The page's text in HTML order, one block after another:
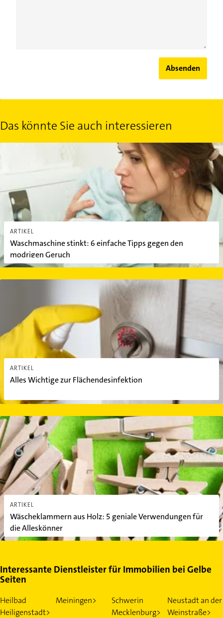
Absenden
Das könnte Sie auch interessieren
ARTIKEL
Waschmaschine stinkt: 6 einfache Tipps gegen den
modrigen Geruch
Waschmaschine stinkt: 6 einfache Tipps gegen den modrigen
ARTIKEL
Alles Wichtige zur Flächendesinfektion
Alles Wichtige zur Flächendesinfektion
ARTIKEL
Wäscheklammern aus Holz: 5 geniale Verwendungen für
die Alleskönner
Wäscheklammern aus Holz: 5 geniale Verwendungen für die
Interessante Dienstleister für Immobilien bei Gelbe
Seiten
Heilbad
Heiligenstadt>
Meiningen>
Schwerin
Mecklenburg>
Neustadt an der
Weinstraße>